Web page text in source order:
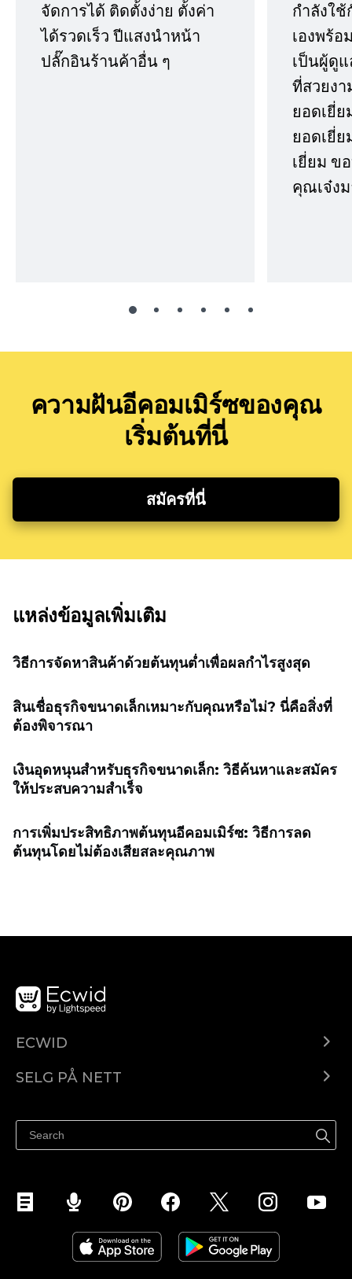
จัดการได้ ติดตั้งง่าย ตั้งค่า
ได้รวดเร็ว ปีแสงนำหน้า
ปลั๊กอินร้านค้าอื่น ๆ
กำลังใ
เองพร้
เป็นผู้ดูแ
ที่สวยง
ยอดเยี่ย
ยอดเยี่
เยี่ยม ข
คุณเจ๋ง
ความฝันอีคอมเมิร์ซของคุณ
เริ่มต้นที่นี่
สมัครที่นี่
แหล่งข้อมูลเพิ่มเติม
วิธีการจัดหาสินค้าด้วยต้นทุนต่ำเพื่อผลกำไรสูงสุด
สินเชื่อธุรกิจขนาดเล็กเหมาะกับคุณหรือไม่? นี่คือสิ่งที่
ต้องพิจารณา
เงินอุดหนุนสำหรับธุรกิจขนาดเล็ก: วิธีค้นหาและสมัคร
ให้ประสบความสำเร็จ
การเพิ่มประสิทธิภาพต้นทุนอีคอมเมิร์ซ: วิธีการลด
ต้นทุนโดยไม่ต้องเสียสละคุณภาพ
ECWID
Pris
SELG PÅ NETT
Selg på Facebook
Selg på Instagram